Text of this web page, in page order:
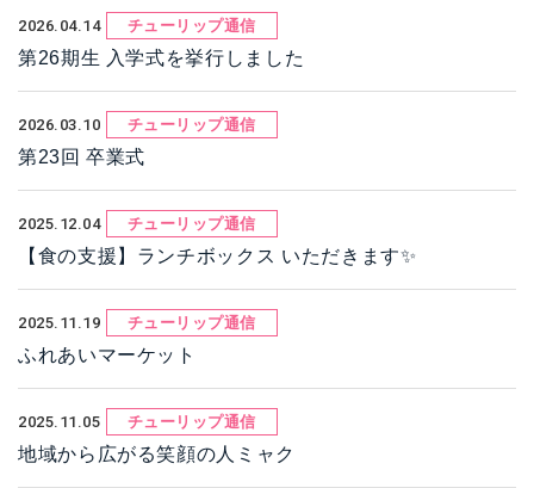
2026.04.14 チューリップ通信
第26期生 入学式を挙行しました
2026.03.10 チューリップ通信
第23回 卒業式
2025.12.04 チューリップ通信
【食の支援】ランチボックス いただきます✨
2025.11.19 チューリップ通信
ふれあいマーケット
2025.11.05 チューリップ通信
地域から広がる笑顔の人ミャク